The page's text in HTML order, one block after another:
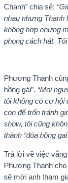
Chanh” chia sẻ:
nhau nhưng
không hợp nhưng
phong cách hát.
Phương Thanh
hồng gái”. “Mọi
tôi không có cơ hội
con để trốn tránh
show, tôi cũng
thành “đóa hồng
Trả lời về việc
Phương Thanh
sẽ mời anh tham